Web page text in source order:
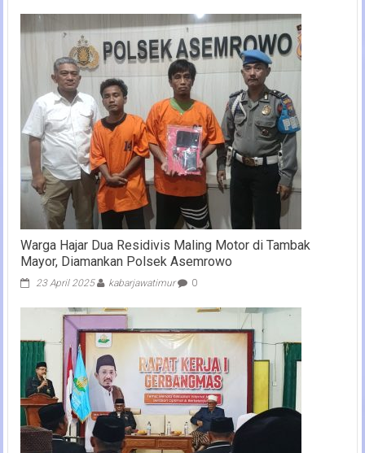
Warga Hajar Dua Residivis Maling Motor di Tambak
Mayor, Diamankan Polsek Asemrowo
23 April 2025 kabarjawatimur 0